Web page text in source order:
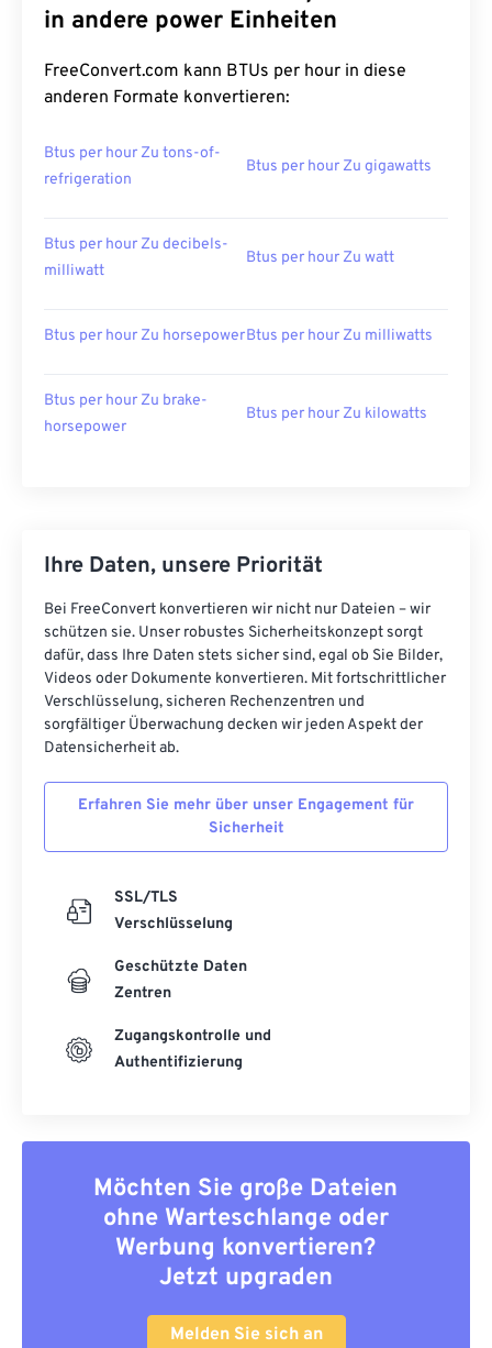
in andere power Einheiten
FreeConvert.com kann BTUs per hour in diese
anderen Formate konvertieren:
Btus per hour Zu tons-of-
refrigeration
Btus per hour Zu gigawatts
Btus per hour Zu decibels-
milliwatt
Btus per hour Zu watt
Btus per hour Zu horsepowerBtus per hour Zu milliwatts
Btus per hour Zu brake-
horsepower
Btus per hour Zu kilowatts
Ihre Daten, unsere Priorität
Bei FreeConvert konvertieren wir nicht nur Dateien – wir
schützen sie. Unser robustes Sicherheitskonzept sorgt
dafür, dass Ihre Daten stets sicher sind, egal ob Sie Bilder,
Videos oder Dokumente konvertieren. Mit fortschrittlicher
Verschlüsselung, sicheren Rechenzentren und
sorgfältiger Überwachung decken wir jeden Aspekt der
Datensicherheit ab.
Erfahren Sie mehr über unser Engagement für
Sicherheit
SSL/TLS
Verschlüsselung
Geschützte Daten
Zentren
Zugangskontrolle und
Authentifizierung
Möchten Sie große Dateien
ohne Warteschlange oder
Werbung konvertieren?
Jetzt upgraden
Melden Sie sich an